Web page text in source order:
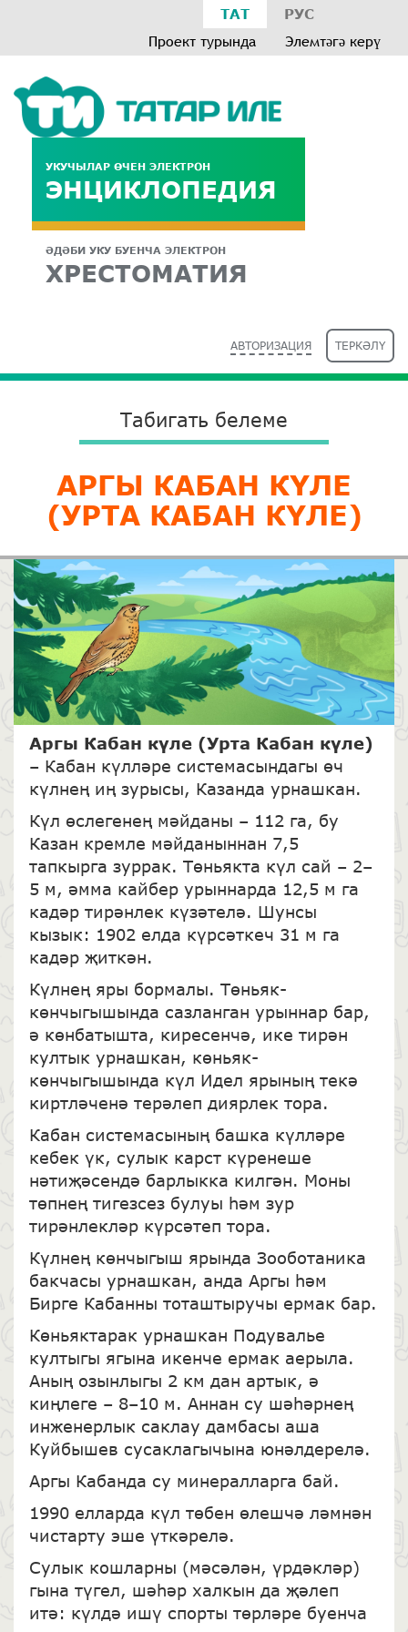
ТАТ РУС
Проект турында Элемтәгә керү
УКУЧЫЛАР ӨЧЕН ЭЛЕКТРОН
ЭНЦИКЛОПЕДИЯ
ӘДӘБИ УКУ БУЕНЧА ЭЛЕКТРОН
ХРЕСТОМАТИЯ
АВТОРИЗАЦИЯ ТЕРКӘЛҮ
Табигать белеме
АРГЫ КАБАН КҮЛЕ
(УРТА КАБАН КҮЛЕ)
Аргы Кабан күле (Урта Кабан күле)
– Кабан күлләре системасындагы өч
күлнең иң зурысы, Казанда урнашкан.
Күл өслегенең мәйданы – 112 га, бу
Казан кремле мәйданыннан 7,5
тапкырга зуррак. Төньякта күл сай – 2–
5 м, әмма кайбер урыннарда 12,5 м га
кадәр тирәнлек күзәтелә. Шунсы
кызык: 1902 елда күрсәткеч 31 м га
кадәр җиткән.
Күлнең яры бормалы. Төньяк-
көнчыгышында сазланган урыннар бар,
ә көнбатышта, киресенчә, ике тирән
култык урнашкан, көньяк-
көнчыгышында күл Идел ярының текә
киртләченә терәлеп диярлек тора.
Кабан системасының башка күлләре
кебек үк, сулык карст күренеше
нәтиҗәсендә барлыкка килгән. Моны
төпнең тигезсез булуы һәм зур
тирәнлекләр күрсәтеп тора.
Күлнең көнчыгыш ярында Зооботаника
бакчасы урнашкан, анда Аргы һәм
Бирге Кабанны тоташтыручы ермак бар.
Көньяктарак урнашкан Подувалье
култыгы ягына икенче ермак аерыла.
Аның озынлыгы 2 км дан артык, ә
киңлеге – 8–10 м. Аннан су шәһәрнең
инженерлык саклау дамбасы аша
Куйбышев сусаклагычына юнәлдерелә.
Аргы Кабанда су минералларга бай.
1990 елларда күл төбен өлешчә ләмнән
чистарту эше үткәрелә.
Сулык кошларны (мәсәлән, үрдәкләр)
гына түгел, шәһәр халкын да җәлеп
итә: күлдә ишү спорты төрләре буенча